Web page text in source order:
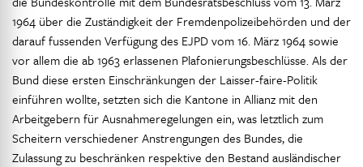
1964 über die Zuständigkeit der Fremdenpolizeibehörden und der
darauf fussenden Verfügung des EJPD vom 16. März 1964 sowie
vor allem die ab 1963 erlassenen Plafonierungsbeschlüsse. Als der
Bund diese ersten Einschränkungen der Laisser-faire-Politik
einführen wollte, setzten sich die Kantone in Allianz mit den
Arbeitgebern für Ausnahmeregelungen ein, was letztlich zum
Scheitern verschiedener Anstrengungen des Bundes, die
Zulassung zu beschränken respektive den Bestand ausländischer